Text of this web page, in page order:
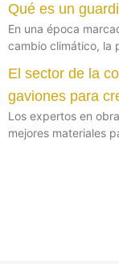
Qué es un
En una época
cambio climático, la
El sector de la
gaviones para
Los expertos en
mejores materiales